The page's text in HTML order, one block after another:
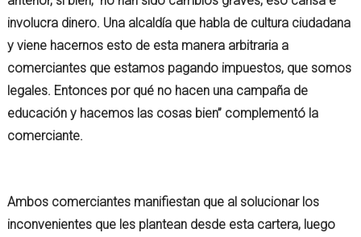
involucra dinero. Una alcaldía que habla de cultura ciudadana
y viene hacernos esto de esta manera arbitraria a
comerciantes que estamos pagando impuestos, que somos
legales. Entonces por qué no hacen una campaña de
educación y hacemos las cosas bien” complementó la
comerciante.
Ambos comerciantes manifiestan que al solucionar los
inconvenientes que les plantean desde esta cartera, luego